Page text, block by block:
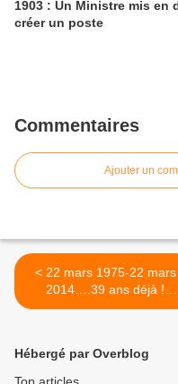
1903 : Un Ministre mis en
créer un poste
Commentaires
Ajouter un
< 22 mars 1975-22 mars
2014….39 ans déjà !
Merci...
Hébergé par Overblog